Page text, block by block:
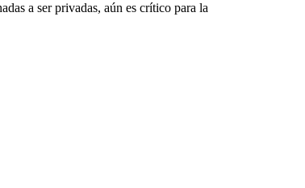
a ser privadas, aún es crítico para la